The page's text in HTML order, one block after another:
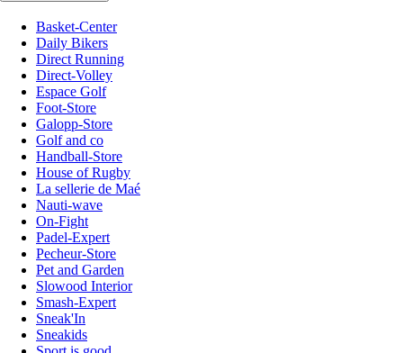
Basket-Center
Daily Bikers
Direct Running
Direct-Volley
Espace Golf
Foot-Store
Galopp-Store
Golf and co
Handball-Store
House of Rugby
La sellerie de Maé
Nauti-wave
On-Fight
Padel-Expert
Pecheur-Store
Pet and Garden
Slowood Interior
Smash-Expert
Sneak'In
Sneakids